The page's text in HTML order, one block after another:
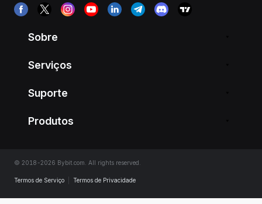
Sobre
Serviços
Suporte
Produtos
© 2018-2026 Bybit.com. All rights reserved.
Termos de Serviço Termos de Privacidade